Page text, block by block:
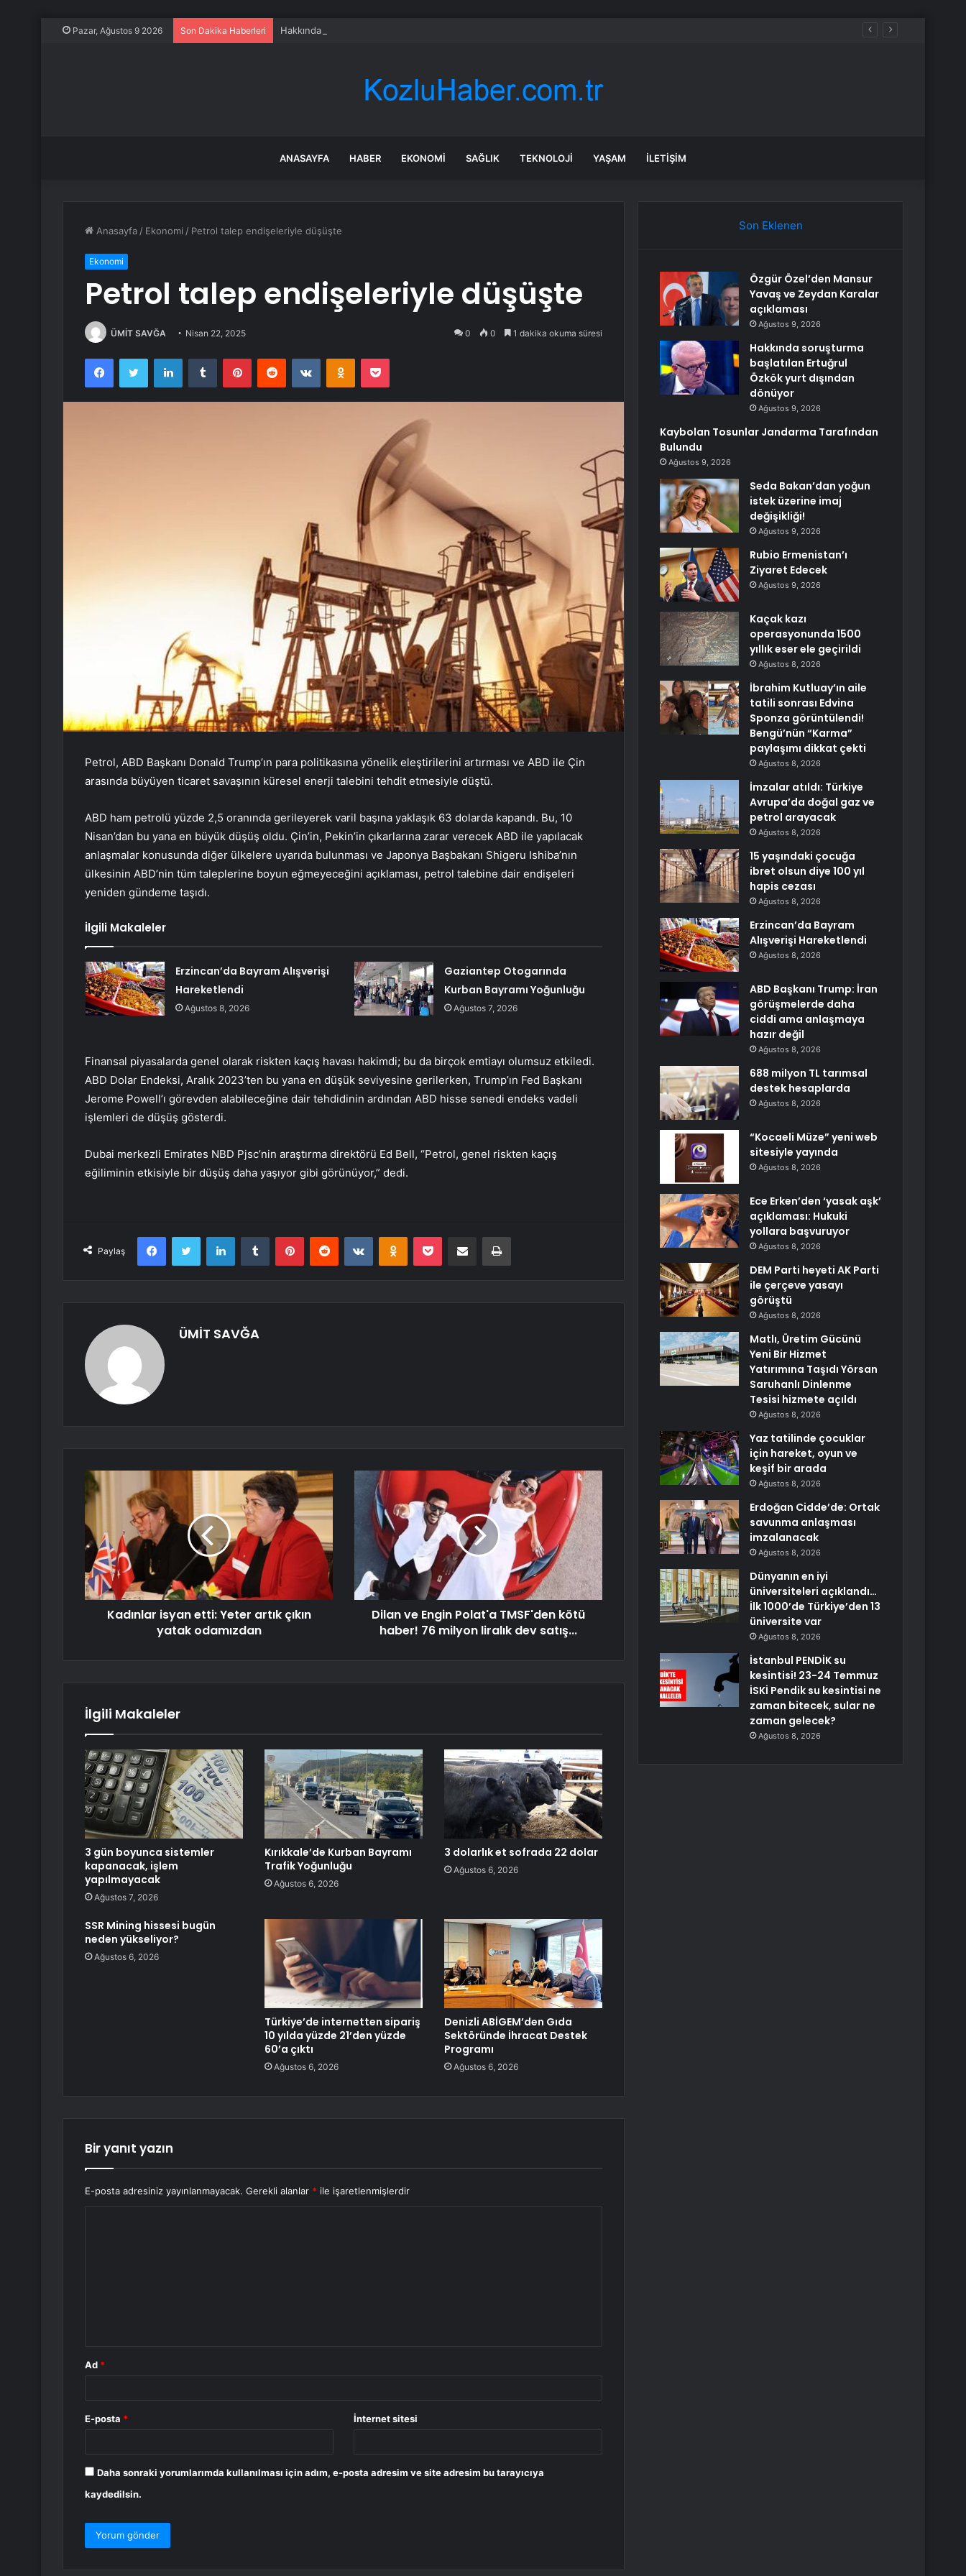
Pazar, Ağustos 9 2026 Son Dakika Haberleri Hakkında soruşturma başlatılan Ertuğrul Özkök yurt dışından dönüyor
ANASAYFA HABER EKONOMI SAĞLIK TEKNOLOJI YAŞAM İLETIŞIM
Anasayfa / Ekonomi / Petrol talep endişeleriyle düşüşte
Ekonomi
Petrol talep endişeleriyle düşüşte
ÜMİT SAVĞA Nisan 22, 2025 0 0 1 dakika okuma süresi
FacebookTwitter LinkedInTumblr PinterestReddit VKontakteOdnoklassniki
Pocket
Petrol, ABD Başkanı Donald Trump’ın para politikasına yönelik eleştirilerini artırması ve ABD ile Çin
arasında büyüyen ticaret savaşının küresel enerji talebini tehdit etmesiyle düştü.
ABD ham petrolü yüzde 2,5 oranında gerileyerek varil başına yaklaşık 63 dolarda kapandı. Bu, 10
Nisan’dan bu yana en büyük düşüş oldu. Çin’in, Pekin’in çıkarlarına zarar verecek ABD ile yapılacak
anlaşmalar konusunda diğer ülkelere uyarıda bulunması ve Japonya Başbakanı Shigeru Ishiba’nın
ülkesinin ABD’nin tüm taleplerine boyun eğmeyeceğini açıklaması, petrol talebine dair endişeleri
yeniden gündeme taşıdı.
İlgili Makaleler
Erzincan’da Bayram Alışverişi
Hareketlendi
Ağustos 8, 2026
Gaziantep Otogarında
Kurban Bayramı Yoğunluğu
Ağustos 7, 2026
Finansal piyasalarda genel olarak riskten kaçış havası hakimdi; bu da birçok emtiayı olumsuz etkiledi.
ABD Dolar Endeksi, Aralık 2023’ten bu yana en düşük seviyesine gerilerken, Trump’ın Fed Başkanı
Jerome Powell’ı görevden alabileceğine dair tehdidinin ardından ABD hisse senedi endeks vadeli
işlemleri de düşüş gösterdi.
Dubai merkezli Emirates NBD Pjsc’nin araştırma direktörü Ed Bell, “Petrol, genel riskten kaçış
eğiliminin etkisiyle bir düşüş daha yaşıyor gibi görünüyor,” dedi.
Paylaş
FacebookTwitter LinkedInTumblr PinterestReddit VKontakteOdnoklassniki
Pocket E-Posta ile paylaş Yazdır
ÜMİT SAVĞA
Kadınlar isyan etti: Yeter artık çıkın
yatak odamızdan
Dilan ve Engin Polat'a TMSF'den kötü
haber! 76 milyon liralık dev satış...
İlgili Makaleler
3 gün boyunca sistemler
kapanacak, işlem
yapılmayacak
Ağustos 7, 2026
Kırıkkale’de Kurban Bayramı
Trafik Yoğunluğu
Ağustos 6, 2026
3 dolarlık et sofrada 22 dolar
Ağustos 6, 2026
SSR Mining hissesi bugün
neden yükseliyor?
Ağustos 6, 2026
Türkiye’de internetten sipariş
10 yılda yüzde 21’den yüzde
60’a çıktı
Ağustos 6, 2026
Denizli ABİGEM’den Gıda
Sektöründe İhracat Destek
Programı
Ağustos 6, 2026
Bir yanıt yazın
E-posta adresiniz yayınlanmayacak. Gerekli alanlar * ile işaretlenmişlerdir
Ad *
E-posta * İnternet sitesi
Daha sonraki yorumlarımda kullanılması için adım, e-posta adresim ve site adresim bu tarayıcıya
kaydedilsin.
Son Eklenen
Özgür Özel’den Mansur
Yavaş ve Zeydan Karalar
açıklaması
Ağustos 9, 2026
Hakkında soruşturma
başlatılan Ertuğrul
Özkök yurt dışından
dönüyor
Ağustos 9, 2026
Kaybolan Tosunlar Jandarma Tarafından
Bulundu
Ağustos 9, 2026
Seda Bakan’dan yoğun
istek üzerine imaj
değişikliği!
Ağustos 9, 2026
Rubio Ermenistan’ı
Ziyaret Edecek
Ağustos 9, 2026
Kaçak kazı
operasyonunda 1500
yıllık eser ele geçirildi
Ağustos 8, 2026
İbrahim Kutluay’ın aile
tatili sonrası Edvina
Sponza görüntülendi!
Bengü’nün “Karma”
paylaşımı dikkat çekti
Ağustos 8, 2026
İmzalar atıldı: Türkiye
Avrupa’da doğal gaz ve
petrol arayacak
Ağustos 8, 2026
15 yaşındaki çocuğa
ibret olsun diye 100 yıl
hapis cezası
Ağustos 8, 2026
Erzincan’da Bayram
Alışverişi Hareketlendi
Ağustos 8, 2026
ABD Başkanı Trump: İran
görüşmelerde daha
ciddi ama anlaşmaya
hazır değil
Ağustos 8, 2026
688 milyon TL tarımsal
destek hesaplarda
Ağustos 8, 2026
“Kocaeli Müze” yeni web
sitesiyle yayında
Ağustos 8, 2026
Ece Erken’den ‘yasak aşk’
açıklaması: Hukuki
yollara başvuruyor
Ağustos 8, 2026
DEM Parti heyeti AK Parti
ile çerçeve yasayı
görüştü
Ağustos 8, 2026
Matlı, Üretim Gücünü
Yeni Bir Hizmet
Yatırımına Taşıdı Yörsan
Saruhanlı Dinlenme
Tesisi hizmete açıldı
Ağustos 8, 2026
Yaz tatilinde çocuklar
için hareket, oyun ve
keşif bir arada
Ağustos 8, 2026
Erdoğan Cidde’de: Ortak
savunma anlaşması
imzalanacak
Ağustos 8, 2026
Dünyanın en iyi
üniversiteleri açıklandı…
İlk 1000’de Türkiye’den 13
üniversite var
Ağustos 8, 2026
İstanbul PENDİK su
kesintisi! 23-24 Temmuz
İSKİ Pendik su kesintisi ne
zaman bitecek, sular ne
zaman gelecek?
Ağustos 8, 2026